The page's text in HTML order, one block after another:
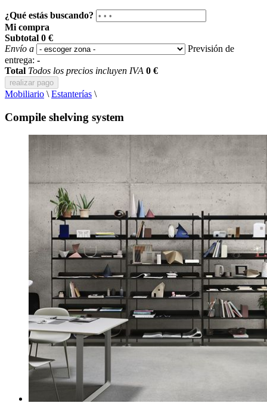
¿Qué estás buscando?
Mi compra
Subtotal 0 €
Envío a
Previsión de
entrega: -
Total Todos los precios incluyen IVA 0 €
realizar pago
Mobiliario \ Estanterías \
Compile shelving system